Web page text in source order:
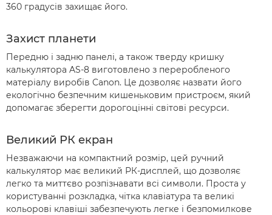
360 градусів захищає його.
Захист планети
Передню і задню панелі, а також тверду кришку
калькулятора AS-8 виготовлено з переробленого
матеріалу виробів Canon. Це дозволяє назвати його
екологічно безпечним кишеньковим пристроєм, який
допомагає зберегти дорогоцінні світові ресурси.
Великий РК екран
Незважаючи на компактний розмір, цей ручний
калькулятор має великий РК-дисплей, що дозволяє
легко та миттєво розпізнавати всі символи. Проста у
користуванні розкладка, чітка клавіатура та великі
кольорові клавіші забезпечують легке і безпомилкове